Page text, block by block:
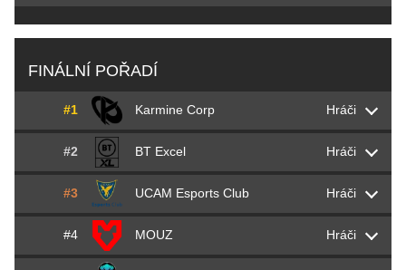
FINÁLNÍ POŘADÍ
#1 Karmine Corp Hráči
AdamAdam Maanane
JakubCinkrofRokicki
LucasSakenFayard
#2 BT Excel Hráči
AndreiOromePopa
MarkMarkoonVan Woensel
#3 UCAM Esports Club Hráči
JakubDreedyViceník
#4 MOUZ Hráči